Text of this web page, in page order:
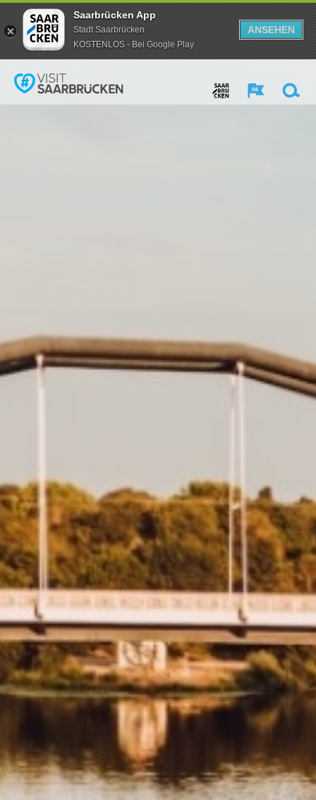
Saarbrücken App
Stadt Saarbrücken
KOSTENLOS - Bei Google Play
ANSEHEN